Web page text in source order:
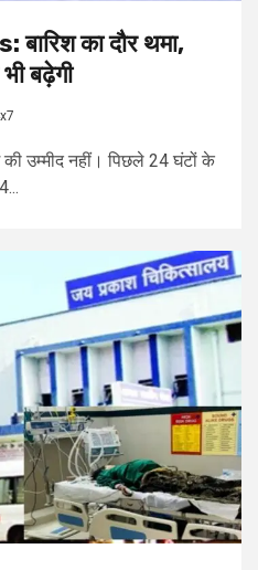
का दौर थमा,
बढ़ेगी
उम्मीद नहीं। पिछले 24 घंटों के